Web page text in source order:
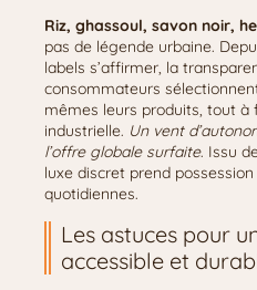
Riz, ghassoul, savon noir,
pas de légende urbaine.
labels s’affirmer, la
consommateurs
mêmes leurs produits, tout
industrielle. Un vent
l’offre globale surfaite. Issu
luxe discret prend
quotidiennes.
Les astuces pour
accessible et